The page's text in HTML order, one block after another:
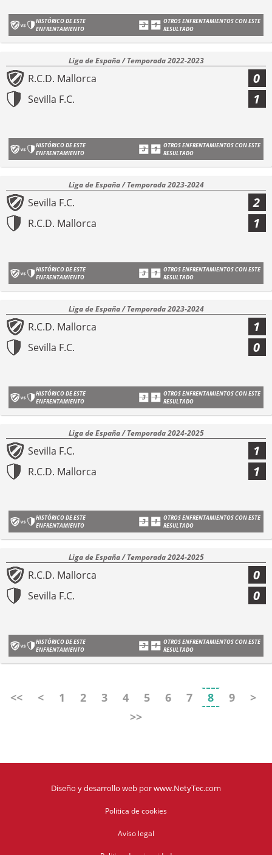
HISTÓRICO DE ESTE
ENFRENTAMIENTO
OTROS ENFRENTAMIENTOS CON ESTE
RESULTADO
Liga de España / Temporada 2022-2023
R.C.D. Mallorca 0
Sevilla F.C. 1
HISTÓRICO DE ESTE
ENFRENTAMIENTO
OTROS ENFRENTAMIENTOS CON ESTE
RESULTADO
Liga de España / Temporada 2023-2024
Sevilla F.C. 2
R.C.D. Mallorca 1
HISTÓRICO DE ESTE
ENFRENTAMIENTO
OTROS ENFRENTAMIENTOS CON ESTE
RESULTADO
Liga de España / Temporada 2023-2024
R.C.D. Mallorca 1
Sevilla F.C. 0
HISTÓRICO DE ESTE
ENFRENTAMIENTO
OTROS ENFRENTAMIENTOS CON ESTE
RESULTADO
Liga de España / Temporada 2024-2025
Sevilla F.C. 1
R.C.D. Mallorca 1
HISTÓRICO DE ESTE
ENFRENTAMIENTO
OTROS ENFRENTAMIENTOS CON ESTE
RESULTADO
Liga de España / Temporada 2024-2025
R.C.D. Mallorca 0
Sevilla F.C. 0
HISTÓRICO DE ESTE
ENFRENTAMIENTO
OTROS ENFRENTAMIENTOS CON ESTE
RESULTADO
<< < 1 2 3 4 5 6 7 8 9
>
>>
Diseño y desarrollo web porwww.NetyTec.com
Politica de cookies
Aviso legal